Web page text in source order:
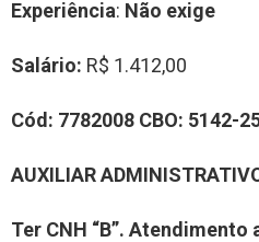
Experiência: Não exige
Salário: R$ 1.412,00
Cód: 7782008 CBO: 5142-
AUXILIAR
Ter CNH “B”. Atendimento